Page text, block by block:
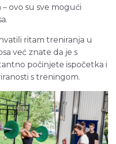
ovo su sve mogući
ritam treniranja u
već znate da je s
počinjete ispočetka i
s treningom.